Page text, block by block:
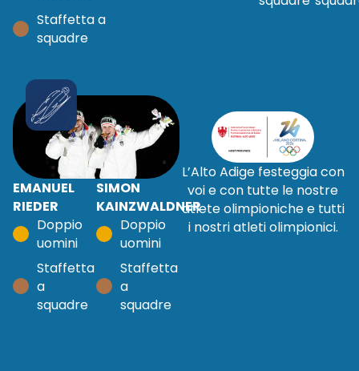
Staffetta a
squadre
EMANUEL
RIEDER
Doppio
uomini
Staffetta
a
squadre
SIMON
KAINZWALDNER
Doppio
uomini
Staffetta
a
squadre
L’Alto Adige festeggia con
voi e con tutte le nostre
atlete olimpioniche e tutti
i nostri atleti olimpionici.